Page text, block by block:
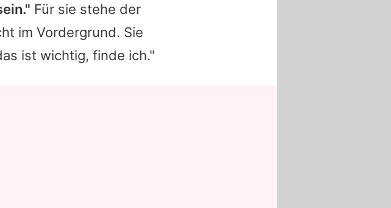
Für sie stehe der
im Vordergrund. Sie
ist wichtig, finde ich."